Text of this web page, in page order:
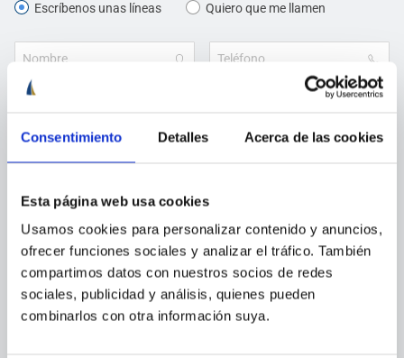
Consentimiento Detalles Acerca de las cookies
Esta página web usa cookies
Usamos cookies para personalizar contenido y anuncios,
ofrecer funciones sociales y analizar el tráfico. También
compartimos datos con nuestros socios de redes
sociales, publicidad y análisis, quienes pueden
combinarlos con otra información suya.
Escríbenos unas líneas Quiero que me llamen
política de privacidad
servicioyprivacidadde Google reCaptcha
Quiero estar al día de
novedades y ofertas